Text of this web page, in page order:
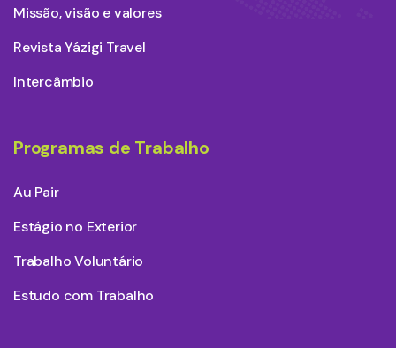
Missão, visão e valores
Revista Yázigi Travel
Intercâmbio
Programas de Trabalho
Au Pair
Estágio no Exterior
Trabalho Voluntário
Estudo com Trabalho